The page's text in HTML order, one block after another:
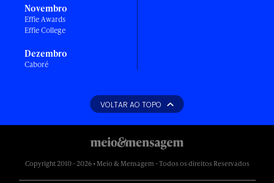
Novembro
Effie Awards
Effie College
Dezembro
Caboré
VOLTAR AO TOPO
Copyright 2010 - 2026 • Meio & Mensagem - Todos os direitos Reservados